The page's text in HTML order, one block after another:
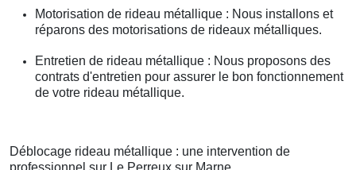
Motorisation de rideau métallique : Nous installons et
réparons des motorisations de rideaux métalliques.
Entretien de rideau métallique : Nous proposons des
contrats d'entretien pour assurer le bon fonctionnement
de votre rideau métallique.
Déblocage rideau métallique : une intervention de